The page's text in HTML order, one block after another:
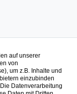
auf unserer
von
um z.B. Inhalte und
einzubinden
Datenverarbeitung